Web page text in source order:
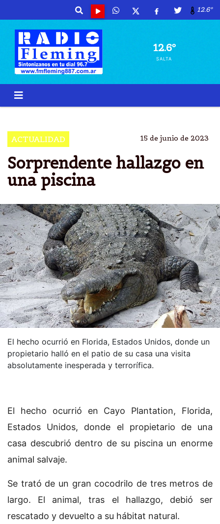
12.6º
12.6º
SALTA
ACTUALIDAD 15 de junio de 2023
Sorprendente hallazgo en
una piscina
El hecho ocurrió en Florida, Estados Unidos, donde un
propietario halló en el patio de su casa una visita
absolutamente inesperada y terrorífica.
El hecho ocurrió en Cayo Plantation, Florida,
Estados Unidos, donde el propietario de una
casa descubrió dentro de su piscina un enorme
animal salvaje.
Se trató de un gran cocodrilo de tres metros de
largo. El animal, tras el hallazgo, debió ser
rescatado y devuelto a su hábitat natural.